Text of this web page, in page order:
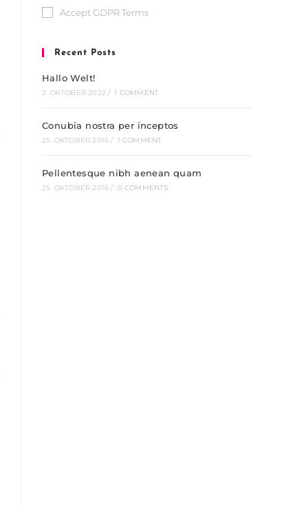
Accept GDPR Terms
Recent Posts
Hallo Welt!
2. OKTOBER 2022 / 1 COMMENT
Conubia nostra per inceptos
25. OKTOBER 2016 / 1 COMMENT
Pellentesque nibh aenean quam
25. OKTOBER 2016 / 0 COMMENTS